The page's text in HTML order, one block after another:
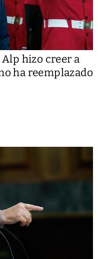
hizo creer a
ha reemplazado